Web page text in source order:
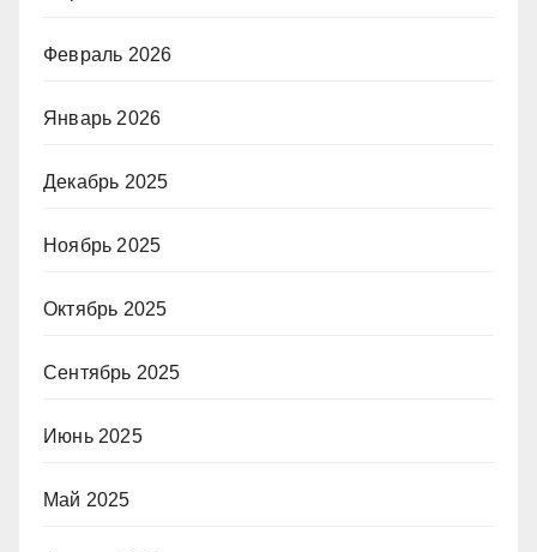
Февраль 2026
Январь 2026
Декабрь 2025
Ноябрь 2025
Октябрь 2025
Сентябрь 2025
Июнь 2025
Май 2025